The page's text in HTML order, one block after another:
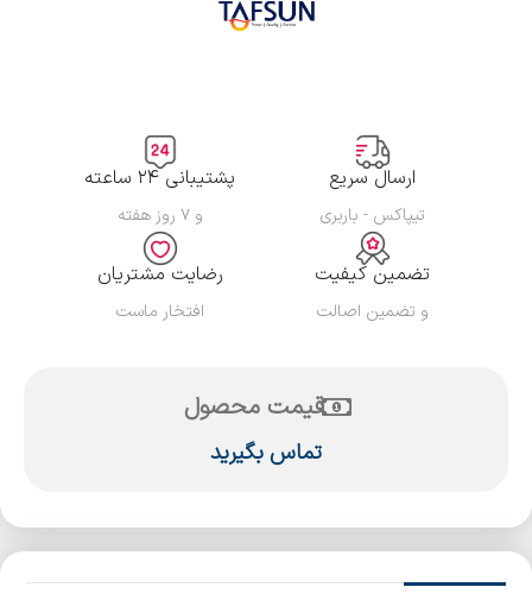
ارسال سریع
تیپاکس - باربری
پشتیبانی ۲۴ ساعته
و ۷ روز هفته
تضمین کیفیت
و تضمین اصالت
رضایت مشتریان
افتخار ماست
قیمت محصول
تماس بگیرید